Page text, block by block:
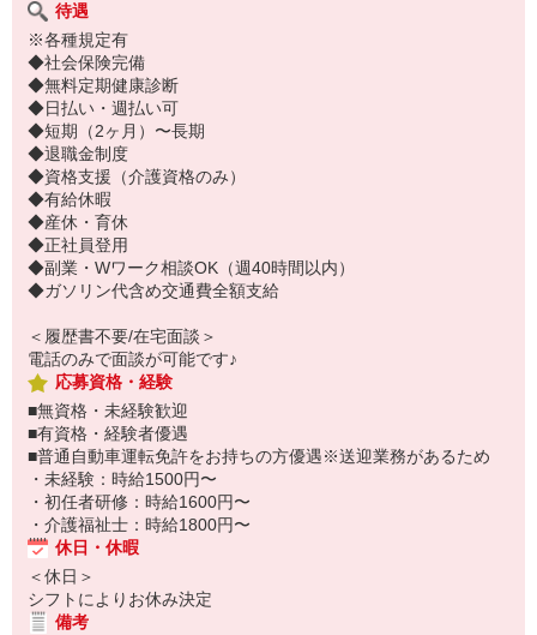
待遇
※各種規定有
◆社会保険完備
◆無料定期健康診断
◆日払い・週払い可
◆短期（2ヶ月）〜長期
◆退職金制度
◆資格支援（介護資格のみ）
◆有給休暇
◆産休・育休
◆正社員登用
◆副業・Wワーク相談OK（週40時間以内）
◆ガソリン代含め交通費全額支給
＜履歴書不要/在宅面談＞
電話のみで面談が可能です♪
応募資格・経験
■無資格・未経験歓迎
■有資格・経験者優遇
■普通自動車運転免許をお持ちの方優遇※送迎業務があるため
・未経験：時給1500円〜
・初任者研修：時給1600円〜
・介護福祉士：時給1800円〜
休日・休暇
＜休日＞
シフトによりお休み決定
備考